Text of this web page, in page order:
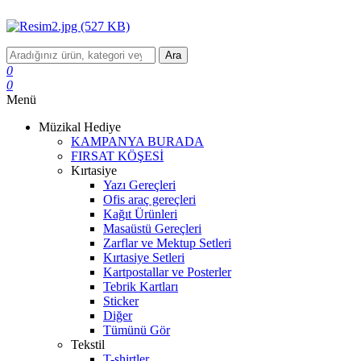
Ara
0
0
Menü
Müzikal Hediye
KAMPANYA BURADA
FIRSAT KÖŞESİ
Kırtasiye
Yazı Gereçleri
Ofis araç gereçleri
Kağıt Ürünleri
Masaüstü Gereçleri
Zarflar ve Mektup Setleri
Kırtasiye Setleri
Kartpostallar ve Posterler
Tebrik Kartları
Sticker
Diğer
Tümünü Gör
Tekstil